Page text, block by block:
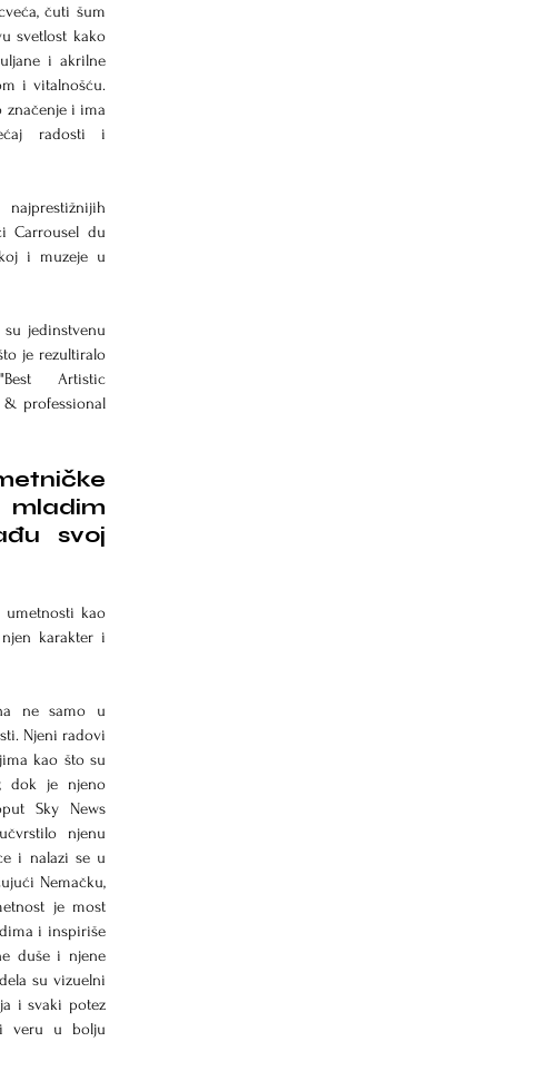
čuti šum
svetlost kako
i akrilne
i vitalnošću.
značenje i ima
radosti i
Carrousel du
i muzeje u
jedinstvenu
je rezultiralo
Artistic
& professional
svoj
kao
karakter i
ne samo u
Njeni radovi
kao što su
dok je njeno
Sky News
njenu
i nalazi se u
Nemačku,
je most
i inspiriše
duše i njene
su vizuelni
i svaki potez
veru u bolju